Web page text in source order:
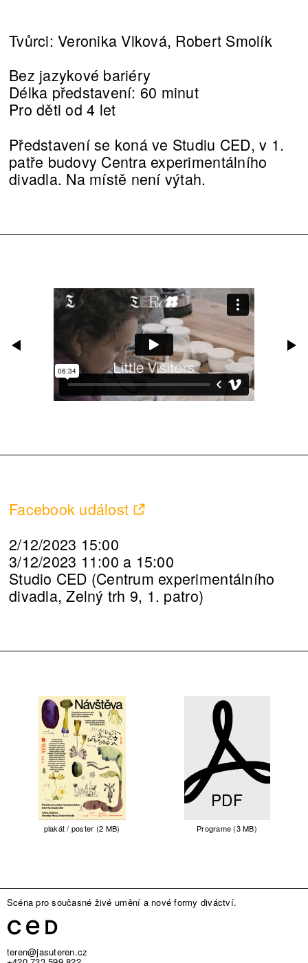
Tvůrci: Veronika Vlková, Robert Smolík
Bez jazykové bariéry
Délka představení: 60 minut
Pro děti od 4 let
Představení se koná ve Studiu CED, v 1.
patře budovy Centra experimentálního
divadla. Na místě není výtah.
Facebook událost
2/12/2023 15:00
3/12/2023 11:00 a 15:00
Studio CED (Centrum experimentálního
divadla, Zelný trh 9, 1. patro)
plakát / poster (2 MB)
PDF
Programe (3 MB)
Scéna pro současné živé umění a nové formy diváctví.
teren@jasuteren.cz